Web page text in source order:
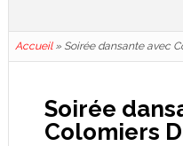
Accueil» Soirée dansante avec
Soirée
Colomiers